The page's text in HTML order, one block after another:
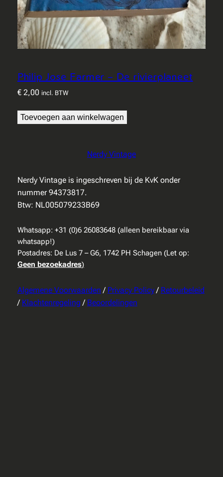
Philip Jose Farmer – De rivierplaneet
€2,00 incl. BTW
Toevoegen aan winkelwagen
Nerdy Vintage
Nerdy Vintage is ingeschreven bij de KvK onder
nummer 94373817.
Btw: NL005079233B69
Whatsapp: +31 (0)6 26083648 (alleen bereikbaar via
whatsapp!)
Postadres: De Lus 7 – G6, 1742 PH Schagen (Let op:
Geen bezoekadres)
Algemene Voorwaarden / Privacy Policy/ Retourbeleid
/ Klachtenregeling / Beoordelingen